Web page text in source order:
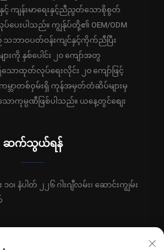
ကျန်းမာရေးနှင့်ညီညွတ်သောစိုစွတ်
ပ်ပေးပါသည်။ ကျွန်ုပ်တို့၏ OEM/ODM
သဘာဝပတ်ဝန်းကျင်နှင့်ကိုက်ညီပြီး
းကို နှစ်ပေါင်း ၂၀ ကျော်အတွ
ောထုတ်လုပ်ရေးလိုင်း ၂၀ ကျော်ဖြင့်
မ္ဘာတစ်ဝှမ်းရှိ ကုန်အမှတ်တံဆိပ်များမှ
ာကုမ္ပဏီဖြစ်ပါသည်။ ယနေ့တွင်စျေး
ဆက်သွယ်ရန်
၊ နံပါတ် ၂၂၆ ဂါးဂျီလမ်း၊ ဆောင်းကျွမ်း